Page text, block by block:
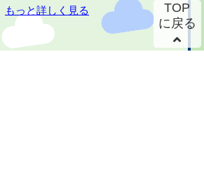
もっと詳しく見る
TOP
に戻る